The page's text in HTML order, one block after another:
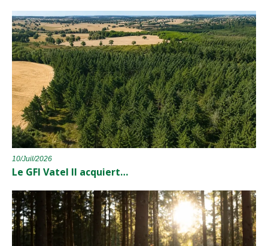
10/Juil/2026
Le GFI Vatel II acquiert…